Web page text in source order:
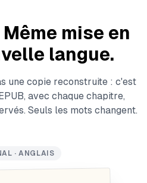
mise en
langue.
une copie reconstruite : c'est
avec chaque chapitre,
Seuls les mots changent.
· ANGLAIS